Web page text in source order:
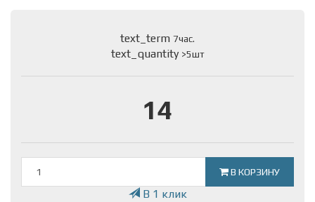
text_term 7час.
text_quantity >5шт
14
В КОРЗИНУ
В 1 клик